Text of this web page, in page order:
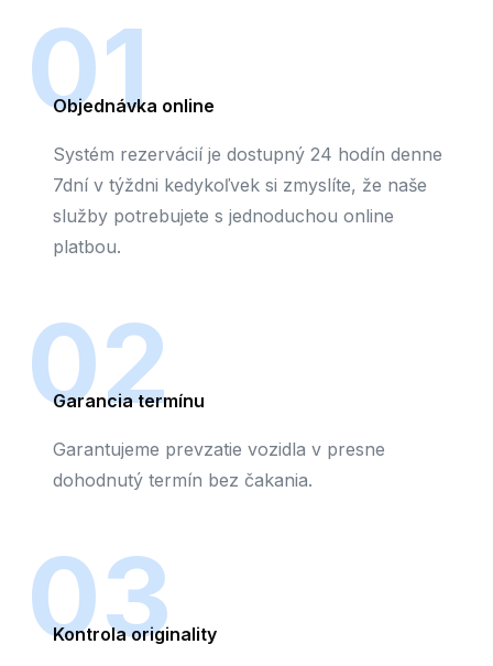
01
Objednávka online
Systém rezervácií je dostupný 24 hodín denne
7dní v týždni kedykoľvek si zmyslíte, že naše
služby potrebujete s jednoduchou online
platbou.
02
Garancia termínu
Garantujeme prevzatie vozidla v presne
dohodnutý termín bez čakania.
03
Kontrola originality